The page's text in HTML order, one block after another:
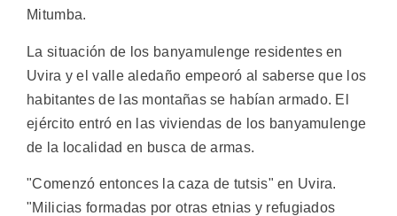
Mitumba.
La situación de los banyamulenge residentes en
Uvira y el valle aledaño empeoró al saberse que los
habitantes de las montañas se habían armado. El
ejército entró en las viviendas de los banyamulenge
de la localidad en busca de armas.
"Comenzó entonces la caza de tutsis" en Uvira.
"Milicias formadas por otras etnias y refugiados